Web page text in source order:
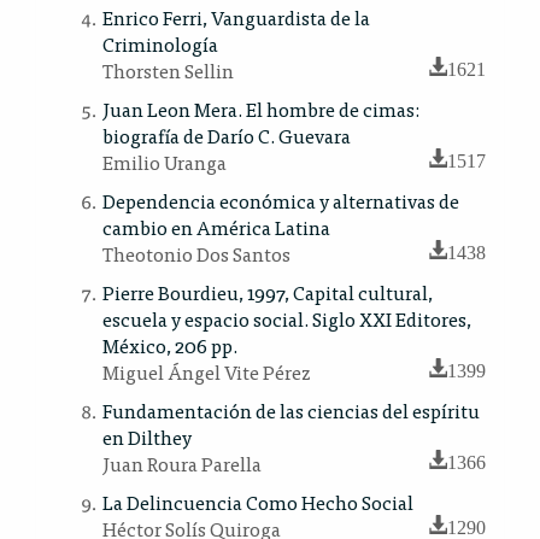
Enrico Ferri, Vanguardista de la
Criminología
Thorsten Sellin
1621
Juan Leon Mera. El hombre de cimas:
biografía de Darío C. Guevara
Emilio Uranga
1517
Dependencia económica y alternativas de
cambio en América Latina
Theotonio Dos Santos
1438
Pierre Bourdieu, 1997, Capital cultural,
escuela y espacio social. Siglo XXI Editores,
México, 206 pp.
Miguel Ángel Vite Pérez
1399
Fundamentación de las ciencias del espíritu
en Dilthey
Juan Roura Parella
1366
La Delincuencia Como Hecho Social
Héctor Solís Quiroga
1290